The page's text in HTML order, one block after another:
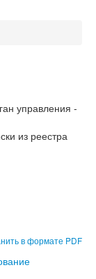
управления -
из реестра
в формате PDF